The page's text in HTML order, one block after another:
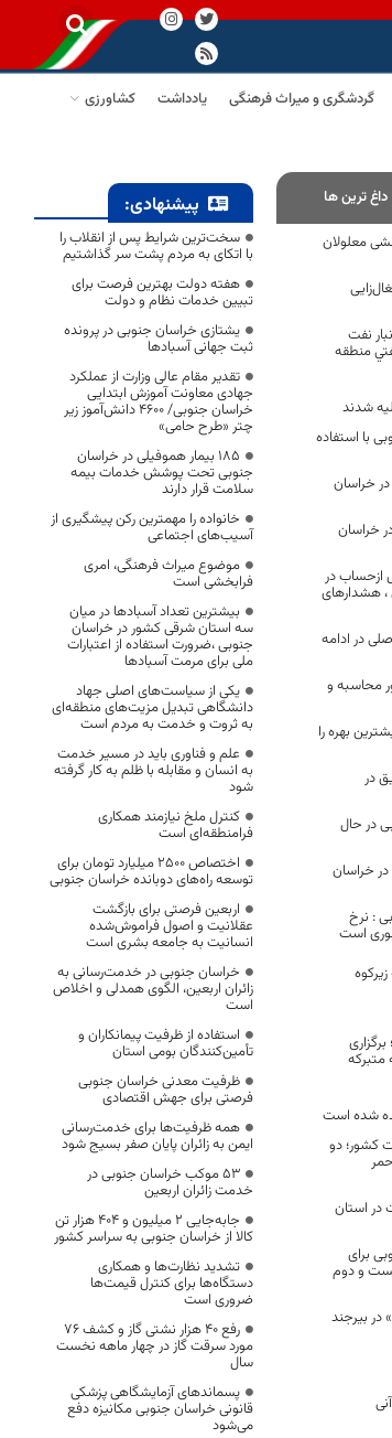
گردشگری و میراث فرهنگی یادداشت
کشاورزی
داغ ترین ها
معلولان
نفت
منطقه
با استفاده
در خراسان
خراسان
میلیون ریال ازحساب در
، هشدارهای
در ادامه
محاسبه و
بهره را
در
در حال
خراسان
: نرخ
است
در ۱۰ بقعه متبرکه
شده است
کشور؛ دو
در استان
برای
و دوم
بیرجند
پیشنهادی:
سخت‌ترین شرایط پس از انقلاب را
با اتکای به مردم پشت سر گذاشتیم
هفته دولت بهترین فرصت برای
تبیین خدمات نظام و دولت
یشتازی خراسان جنوبی در پرونده
ثبت جهانی آسبادها
تقدیر مقام عالی وزارت از عملکرد
جهادی معاونت آموزش ابتدایی
خراسان جنوبی/ ۴۶۰۰ دانش‌آموز زیر
چتر «طرح حامی»
۱۸۵ بیمار هموفیلی در خراسان
جنوبی تحت پوشش خدمات بیمه
سلامت قرار دارند
خانواده را مهمترین رکن پیشگیری از
آسیب‌های اجتماعی
موضوع میراث فرهنگی، امری
فرابخشی است
بیشترین تعداد آسبادها در میان
سه استان شرقی کشور در خراسان
جنوبی ،ضرورت استفاده از اعتبارات
ملی برای مرمت آسبادها
یکی از سیاست‌های اصلی جهاد
دانشگاهی تبدیل مزیت‌های منطقه‌ای
به ثروت و خدمت به مردم است
علم و فناوری باید در مسیر خدمت
به انسان و مقابله با ظلم به کار گرفته
شود
کنترل ملخ نیازمند همکاری
فرامنطقه‌ای است
اختصاص 2500 میلیارد تومان برای
توسعه راه‌های دوبانده خراسان جنوبی
اربعین فرصتی برای بازگشت
عقلانیت و اصول فراموش‌شده
انسانیت به جامعه بشری است
خراسان جنوبی در خدمت‌رسانی به
زائران اربعین، الگوی همدلی و اخلاص
است
استفاده از ظرفیت پیمانکاران و
تأمین‌کنندگان بومی استان
ظرفیت معدنی خراسان جنوبی
فرصتی برای جهش اقتصادی
همه ظرفیت‌ها برای خدمت‌رسانی
ایمن به زائران پایان صفر بسیج شود
53 موکب خراسان جنوبی در
خدمت زائران اربعین
جابه‌جایی 2 میلیون و 404 هزار تن
کالا از خراسان جنوبی به سراسر کشور
تشدید نظارت‌ها و همکاری
دستگاه‌ها برای کنترل قیمت‌ها
ضروری است
رفع 40 هزار نشتی گاز و کشف 76
مورد سرقت گاز در چهار ماهه نخست
سال
پسماندهای آزمایشگاهی پزشکی
قانونی خراسان جنوبی مکانیزه دفع
می‌شود